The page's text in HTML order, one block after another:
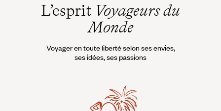
L’esprit Voyageurs du
Monde
Voyager en toute liberté selon ses envies,
ses idées, ses passions